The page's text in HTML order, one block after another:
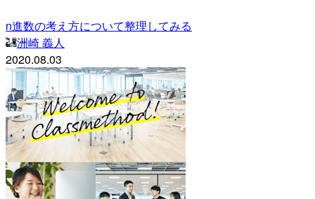
n進数の考え方について整理してみる
洲崎 義人
2020.08.03